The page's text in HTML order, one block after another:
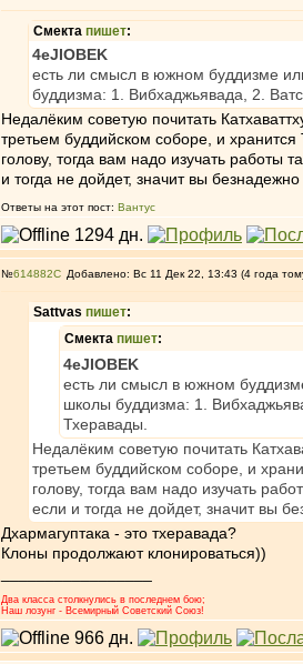
Смекта пишет:
4eJIOBEK
есть ли смысл в южном буддизме
буддизма: 1. Вибхаджьявада, 2.
Недалёким советую почитать
третьем буддийском соборе, и
голову, тогда вам надо изучать работы
и тогда не дойдет, значит вы
Ответы на этот пост: Вантус
№614882 Добавлено: Вс 11 Дек 22, 13:43 (4 года
Sattvas пишет:
Смекта пишет:
4eJIOBEK
есть ли смысл в южном
школы буддизма: 1.
Тхеравады.
Недалёким советую почитать
третьем буддийском соборе, и
голову, тогда вам надо изучать
если и тогда не дойдет, значит вы
Дхармагуптака - это тхеравада?
Клоны продолжают клонироваться))
Два класса столкнулись в последнем бою;
Наш лозунг - Всемирный Советский Союз!